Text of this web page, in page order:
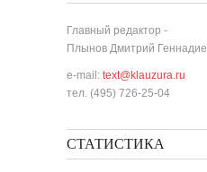
Главный редактор -
Плынов Дмитрий
e-mail: text@klauzura.ru
тел. (495) 726-25-04
СТАТИСТИКА